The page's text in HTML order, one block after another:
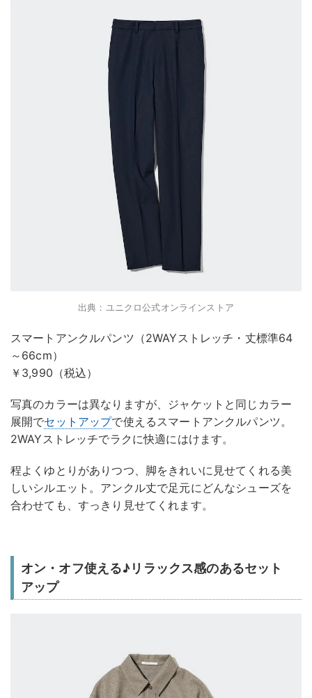
出典：ユニクロ公式オンラインストア
スマートアンクルパンツ（2WAYストレッチ・丈標準64
～66cm）
￥3,990（税込）
写真のカラーは異なりますが、ジャケットと同じカラー
展開でセットアップで使えるスマートアンクルパンツ。
2WAYストレッチでラクに快適にはけます。
程よくゆとりがありつつ、脚をきれいに見せてくれる美
しいシルエット。アンクル丈で足元にどんなシューズを
合わせても、すっきり見せてくれます。
オン・オフ使える♪リラックス感のあるセット
アップ